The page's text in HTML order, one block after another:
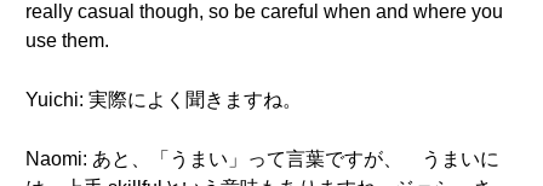
really casual though, so be careful when and where you
use them.
Yuichi: 実際によく聞きますね。
Naomi: あと、「うまい」って言葉ですが、 うまいに